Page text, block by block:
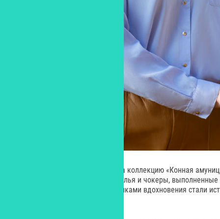
Татьяна Панферова представила коллекцию «Конная
серьги, кольца, браслеты, ожерелья и чокеры,
с родиевым покрытием. Источниками вдохновения стали